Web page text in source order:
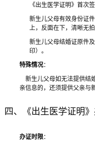
《出生医学证明》首次
新生儿父母有效身份证
上，反面在下，清晰无
新生儿父母结婚证原件
印）。
特殊情况：
新生儿父母如无法提供结
亲信息的，还须提供父亲与
四、《出生医学证明
办证时限：